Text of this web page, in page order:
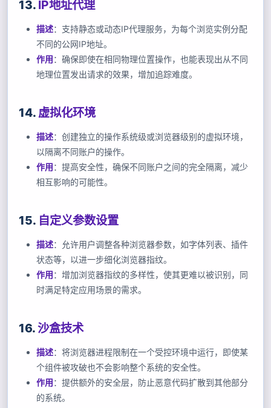
13. IP地址代理
描述：支持静态或动态IP代理服务，为每个浏览实例分配
不同的公网IP地址。
作用：确保即使在相同物理位置操作，也能表现出从不同
地理位置发出请求的效果，增加追踪难度。
14. 虚拟化环境
描述：创建独立的操作系统级或浏览器级别的虚拟环境，
以隔离不同账户的操作。
作用：提高安全性，确保不同账户之间的完全隔离，减少
相互影响的可能性。
15. 自定义参数设置
描述：允许用户调整各种浏览器参数，如字体列表、插件
状态等，以进一步细化浏览器指纹。
作用：增加浏览器指纹的多样性，使其更难以被识别，同
时满足特定应用场景的需求。
16.沙盒技术
描述：将浏览器进程限制在一个受控环境中运行，即使某
个组件被攻破也不会影响整个系统的安全性。
作用：提供额外的安全层，防止恶意代码扩散到其他部分
的系统。